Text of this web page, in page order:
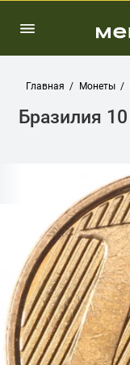
Главная Монеты
Бразилия